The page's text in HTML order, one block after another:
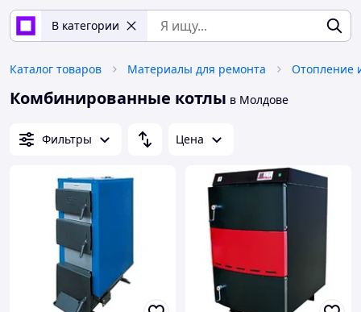
В категории
Каталог товаров Материалы для ремонта Отопление
Комбинированные котлы в Молдове
Фильтры Цена